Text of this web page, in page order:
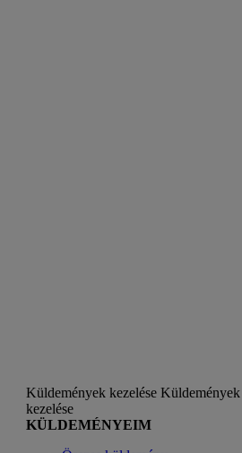
Küldemények kezelése Küldemények
kezelése
KÜLDEMÉNYEIM